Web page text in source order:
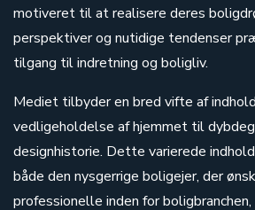
motiveret til at realisere deres
perspektiver og nutidige tendenser
tilgang til indretning og boligliv.
Mediet tilbyder en bred vifte af
vedligeholdelse af hjemmet til
designhistorie. Dette varierede
både den nysgerrige boligejer, der
professionelle inden for